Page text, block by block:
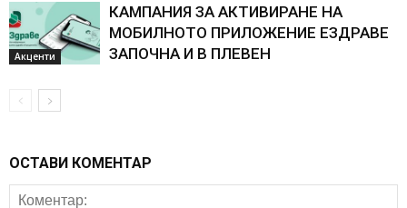
Акценти
КАМПАНИЯ ЗА АКТИВИРАНЕ НА
МОБИЛНОТО ПРИЛОЖЕНИЕ ЕЗДРАВЕ
ЗАПОЧНА И В ПЛЕВЕН
ОСТАВИ КОМЕНТАР